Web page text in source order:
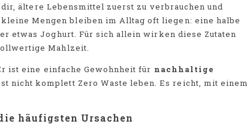
ältere Lebensmittel zuerst zu verbrauchen und
Mengen bleiben im Alltag oft liegen: eine halbe
etwas Joghurt. Für sich allein wirken diese Zutaten
Mahlzeit.
ist eine einfache Gewohnheit für nachhaltige
nicht komplett Zero Waste leben. Es reicht, mit einem
häufigsten Ursachen